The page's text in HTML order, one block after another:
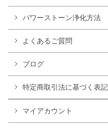
パワーストーン浄化方法
よくあるご質問
ブログ
特定商取引法に基づく表記
マイアカウント